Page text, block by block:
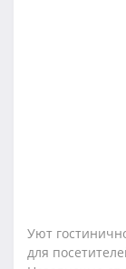
Уют
для